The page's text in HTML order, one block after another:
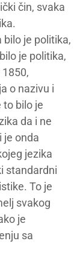
čin, svaka
je politika,
je politika,
o nazivu i
to bilo je
da i ne
je onda
jezika
standardni
To je
svakog
je
sa